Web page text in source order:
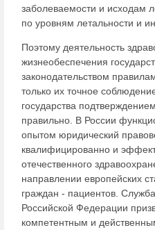
заболеваемости и исходам
по уровням летальности и
Поэтому деятельность
жизнеобеспечения
законодательством
только их точное
государства
правильно. В России
опытом юридический
квалифицированно и
отечественного
направлении европейских
граждан - пациентов.
Российской Федерации
компетентным и